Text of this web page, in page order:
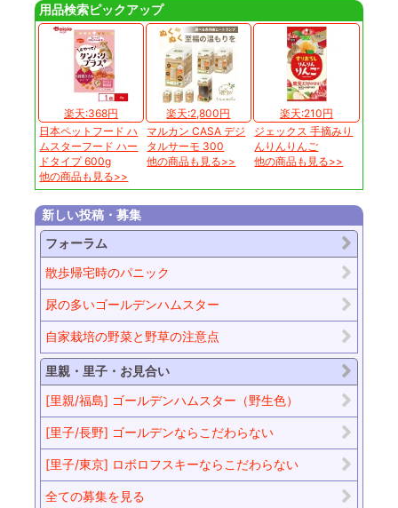
用品検索ピックアップ
楽天:368円
日本ペットフード ハ
ムスターフード ハー
ドタイプ 600g
他の商品も見る>>
楽天:2,800円
マルカン CASA デジ
タルサーモ 300
他の商品も見る>>
楽天:210円
ジェックス 手摘みり
んりんりんご
他の商品も見る>>
新しい投稿・募集
フォーラム
散歩帰宅時のパニック
尿の多いゴールデンハムスター
自家栽培の野菜と野草の注意点
里親・里子・お見合い
[里親/福島] ゴールデンハムスター（野生色）
[里子/長野] ゴールデンならこだわらない
[里子/東京] ロボロフスキーならこだわらない
全ての募集を見る